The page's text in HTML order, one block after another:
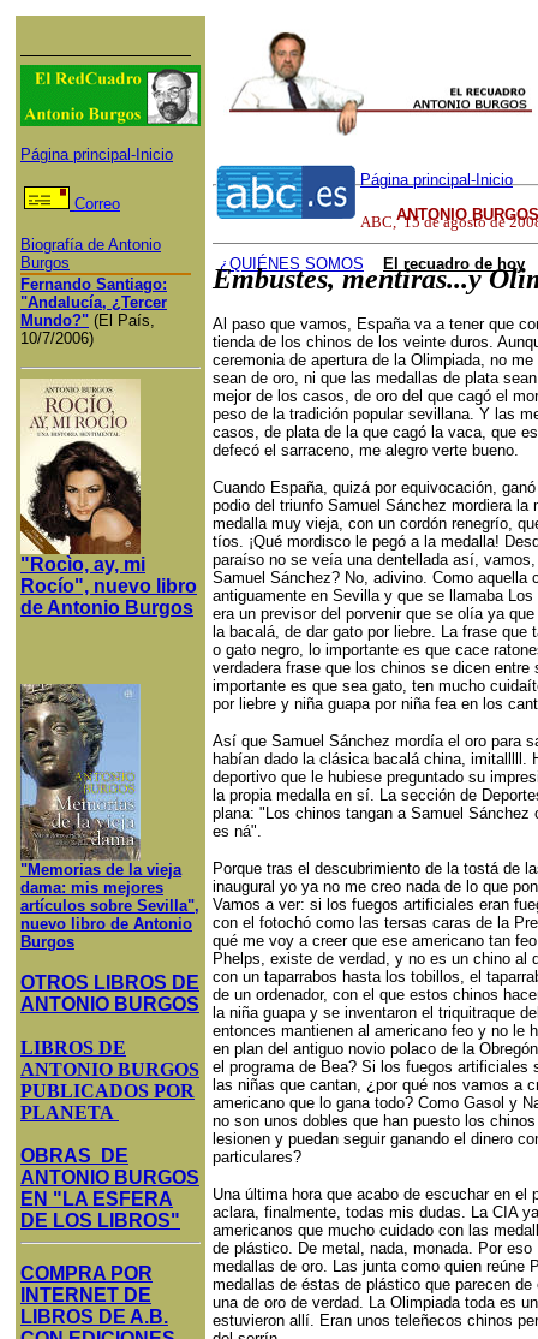
Página principal-Inicio
Correo
Biografía de Antonio
Burgos
Fernando Santiago:
"Andalucía, ¿Tercer
Mundo?" (El País,
10/7/2006)
"Rocìo, ay, mi
Rocío", nuevo libro
de Antonio Burgos
"Memorias de la vieja
dama: mis mejores
artículos sobre Sevilla",
nuevo libro de Antonio
Burgos
OTROS LIBROS DE
ANTONIO BURGOS
LIBROS DE
ANTONIO BURGOS
PUBLICADOS POR
PLANETA
OBRAS DE
ANTONIO BURGOS
EN "LA ESFERA
DE LOS LIBROS"
COMPRA POR
INTERNET DE
LIBROS DE A.B.
Página principal-Inicio
ABC,15deagostode 200
¿QUI ÉNES SOMOS El recuadro de hoy
ANTONIO
Embustes, mentiras...y
Al paso que vamos, España va a tener que conseguir las medallas no en Pekín, sino en la tienda de los chinos de los veinte duros. Aunque visto lo visto de las falsías de la ceremonia de apertura de la Olimpiada, no me fío yo mucho de que las medallas de oro sean de oro, ni que las
Cuando España, quizá por equivocación, ganó oro en ciclismo, nos sorprendió que en el podio del triunfo Samuel Sánchez mordiera la medalla que le acababan de imponer. Una medalla muy vieja, con un cordón renegrío, que apenas se ve la cara de chinos de aquellos tíos. ¡Qué mordisco le pegó a la medalla! Desde el mordisco de Eva a la manzana en
Así que Samuel Sánchez mordía el oro para
habían dado la clásica bacalá china, imitalllll.
deportivo que le hubiese preguntado su
la propia medalla en sí. La sección de
plana: "Los chinos tangan a Samuel
es ná".
Porque tras el descubrimiento de la tostá de las tomaduras de pelo de la ceremonia inaugural yo ya no me creo nada de lo que ponen por televisión de la Olimpiada de Pekín. Vamos a ver: si los fuegos artificiales eran fuegos artificiales propiamente dichos, fingidos con el fotochó como las tersas caras de la Preysler o de Tita Cervera en el
Una última hora que acabo de escuchar en el programa de deportes de Onda Macuto me aclara, finalmente, todas mis dudas. La CIA ya ha descubierto la tostá y ha advertido a los americanos que mucho cuidado con las medallas de oro, que ni son de oro ni ná, que son de plástico. De metal, nada, monada. Por eso Michael Phelps está ganando